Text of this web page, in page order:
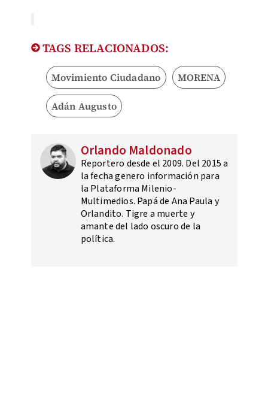
TAGS RELACIONADOS:
Movimiento Ciudadano MORENA
Adán Augusto
Orlando Maldonado
Reportero desde el 2009. Del 2015 a
la fecha genero información para
la Plataforma Milenio-
Multimedios. Papá de Ana Paula y
Orlandito. Tigre a muerte y
amante del lado oscuro de la
política.